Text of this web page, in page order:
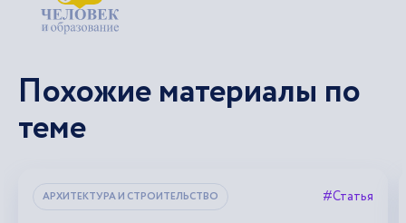
Похожие материалы по
теме
АРХИТЕКТУРА И СТРОИТЕЛЬСТВО #Статья